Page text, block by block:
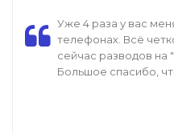
Уже 4 раза у вас
телефонах. Всё
сейчас разводов на
Большое спасибо,